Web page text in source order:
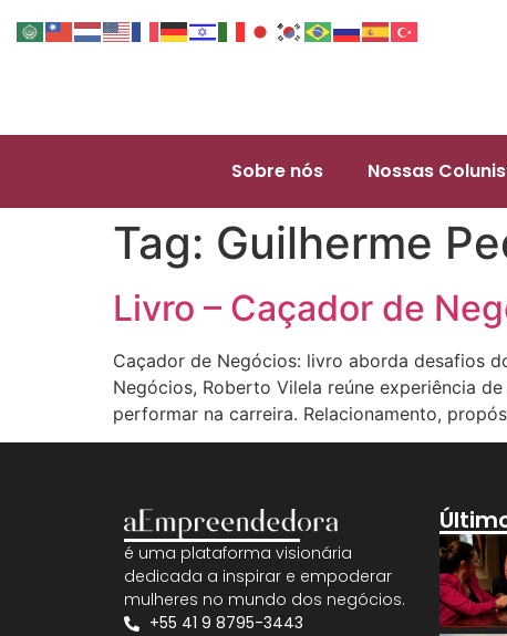
Sobre nós Nossas
Tag: Guilherme
Livro – Caçador de
Caçador de Negócios: livro aborda desafios
Negócios, Roberto Vilela reúne experiência
performar na carreira. Relacionamento,
é uma plataforma visionária
dedicada a inspirar e empoderar
mulheres no mundo dos negócios.
+55 41 9 8795-3443